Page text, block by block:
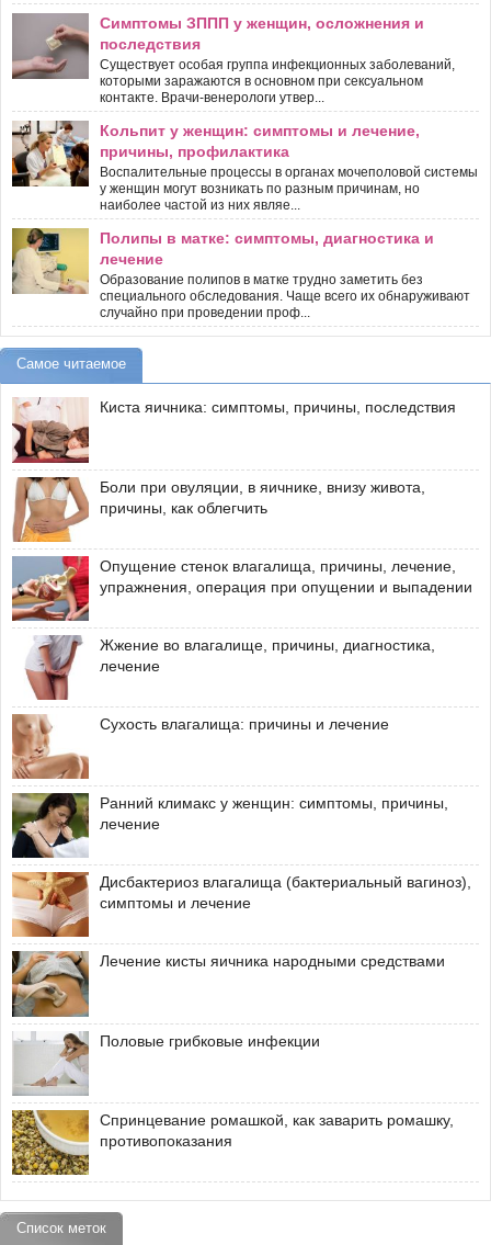
Симптомы ЗППП у женщин, осложнения и
последствия
Существует особая группа инфекционных заболеваний,
которыми заражаются в основном при сексуальном
контакте. Врачи-венерологи утвер...
Кольпит у женщин: симптомы и лечение,
причины, профилактика
Воспалительные процессы в органах мочеполовой системы
у женщин могут возникать по разным причинам, но
наиболее частой из них являе...
Полипы в матке: симптомы, диагностика и
лечение
Образование полипов в матке трудно заметить без
специального обследования. Чаще всего их обнаруживают
случайно при проведении проф...
Самое читаемое
Киста яичника: симптомы, причины, последствия
Боли при овуляции, в яичнике, внизу живота,
причины, как облегчить
Опущение стенок влагалища, причины, лечение,
упражнения, операция при опущении и выпадении
Жжение во влагалище, причины, диагностика,
лечение
Сухость влагалища: причины и лечение
Ранний климакс у женщин: симптомы, причины,
лечение
Дисбактериоз влагалища (бактериальный вагиноз),
симптомы и лечение
Лечение кисты яичника народными средствами
Половые грибковые инфекции
Спринцевание ромашкой, как заварить ромашку,
противопоказания
Список меток